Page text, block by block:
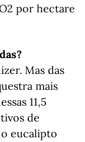
por hectare
Mas das
mais
11,5
de
eucalipto